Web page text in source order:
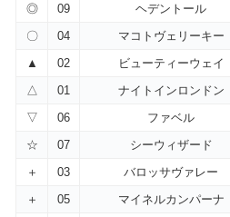
◎ 09 ヘデントール
〇
04 マコトヴェリーキー
▲
02 ビューティーウェイ
△
01 ナイトインロンドン
▽
06 ファベル
☆
07 シーウィザード
＋
03 バロッサヴァレー
＋
05 マイネルカンパーナ